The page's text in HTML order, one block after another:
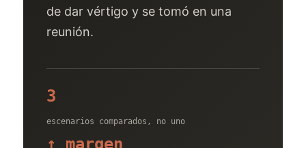
de dar vértigo y se tomó en una
reunión.
3
escenarios comparados, no uno
↑ margen